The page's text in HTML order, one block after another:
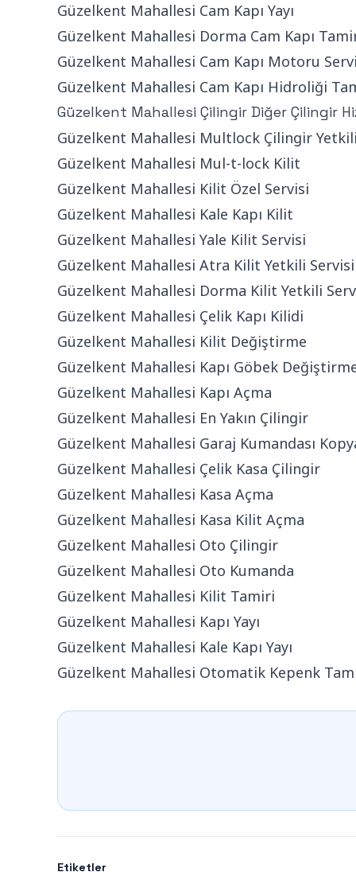
Güzelkent Mahallesi Cam Kapı Yayı
Güzelkent Mahallesi Dorma Cam Kapı
Güzelkent Mahallesi Cam Kapı Motoru
Güzelkent Mahallesi Cam Kapı Hidroliği
Güzelkent Mahallesi Çilingir Diğer Çilingir
Güzelkent Mahallesi Multlock Çilingir
Güzelkent Mahallesi Mul-t-lock Kilit
Güzelkent Mahallesi Kilit Özel Servisi
Güzelkent Mahallesi Kale Kapı Kilit
Güzelkent Mahallesi Yale Kilit Servisi
Güzelkent Mahallesi Atra Kilit Yetkili Servisi
Güzelkent Mahallesi Dorma Kilit Yetkili
Güzelkent Mahallesi Çelik Kapı Kilidi
Güzelkent Mahallesi Kilit Değiştirme
Güzelkent Mahallesi Kapı Göbek
Güzelkent Mahallesi Kapı Açma
Güzelkent Mahallesi En Yakın Çilingir
Güzelkent Mahallesi Garaj Kumandası
Güzelkent Mahallesi Çelik Kasa Çilingir
Güzelkent Mahallesi Kasa Açma
Güzelkent Mahallesi Kasa Kilit Açma
Güzelkent Mahallesi Oto Çilingir
Güzelkent Mahallesi Oto Kumanda
Güzelkent Mahallesi Kilit Tamiri
Güzelkent Mahallesi Kapı Yayı
Güzelkent Mahallesi Kale Kapı Yayı
Güzelkent Mahallesi Otomatik Kepenk
Etiketler